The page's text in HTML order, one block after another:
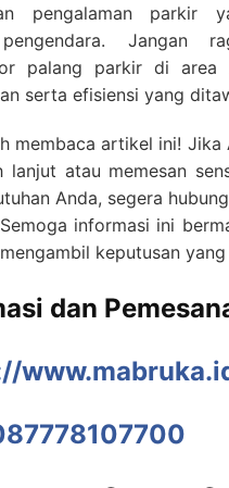
pengalaman parkir
Jangan
palang parkir di area
serta efisiensi yang
membaca artikel ini! Jika
lanjut atau memesan
Anda, segera
informasi ini
keputusan
dan